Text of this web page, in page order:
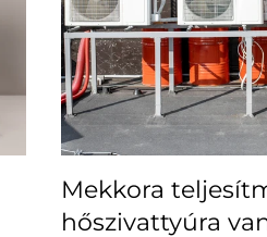
Mekkora
hőszivattyúra